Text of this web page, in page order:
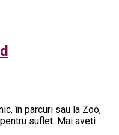
în parcuri sau la Zoo,
suflet. Mai aveti